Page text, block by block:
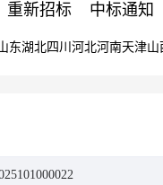
重新招标 中标通知
东湖北四川 河北河南天津山